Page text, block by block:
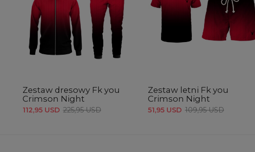
Zestaw dresowy Fk you
Crimson Night
112,95 USD 225,95 USD
Zestaw letni Fk you
Crimson Night
51,95 USD 109,95 USD